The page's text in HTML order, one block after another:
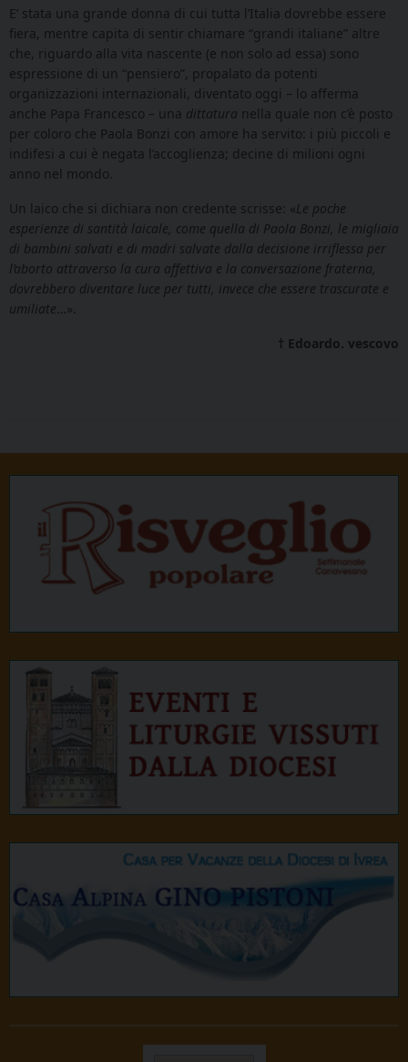
E’ stata una grande donna di cui tutta l’Italia dovrebbe essere
fiera, mentre capita di sentir chiamare “grandi italiane” altre
che, riguardo alla vita nascente (e non solo ad essa) sono
espressione di un “pensiero”, propalato da potenti
organizzazioni internazionali, diventato oggi – lo afferma
anche Papa Francesco – una dittatura nella quale non c’è posto
per coloro che Paola Bonzi con amore ha servito: i più piccoli e
indifesi a cui è negata l’accoglienza; decine di milioni ogni
anno nel mondo.
Un laico che si dichiara non credente scrisse: «Le poche
esperienze di santità laicale, come quella di Paola Bonzi, le migliaia
di bambini salvati e di madri salvate dalla decisione irriflessa per
l’aborto attraverso la cura affettiva e la conversazione fraterna,
dovrebbero diventare luce per tutti, invece che essere trascurate e
umiliate …».
† Edoardo. vescovo